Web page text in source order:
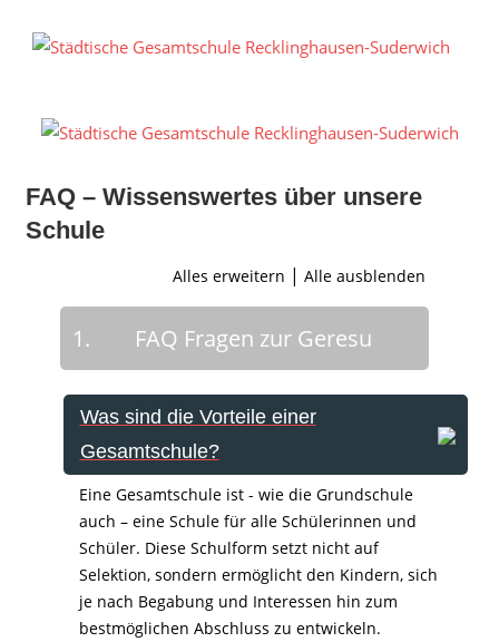
Inhalt
FAQ – Wissenswertes über unsere
Schule
Alles erweitern | Alle ausblenden
1. FAQ Fragen zur Geresu
Was sind die Vorteile einer
Gesamtschule?
Eine Gesamtschule ist - wie die Grundschule
auch – eine Schule für alle Schülerinnen und
Schüler. Diese Schulform setzt nicht auf
Selektion, sondern ermöglicht den Kindern, sich
je nach Begabung und Interessen hin zum
bestmöglichen Abschluss zu entwickeln.